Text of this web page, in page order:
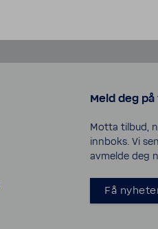
Meld deg
Motta tilbud,
innboks. Vi
avmelde deg
Få